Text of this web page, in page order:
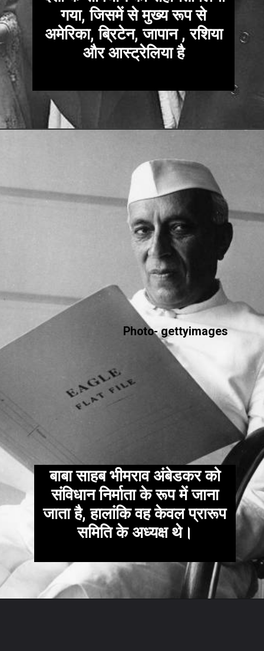
गया, जिसमें से मुख्य रूप से
अमेरिका, ब्रिटेन, जापान , रशिया
और आस्ट्रेलिया है
बाबा साहब भीमराव अंबेडकर को
संविधान निर्माता के रूप में जाना
जाता है, हालांकि वह केवल प्रारूप
समिति के अध्यक्ष थे।
Photo- gettyimages